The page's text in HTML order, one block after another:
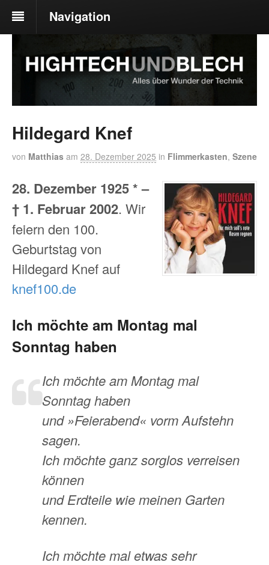
Navigation
Hildegard Knef
von Matthias am 28. Dezember 2025 in Flimmerkasten, Szene
28. Dezember 1925 * –
† 1. Februar 2002. Wir
feiern den 100.
Geburtstag von
Hildegard Knef auf
knef100.de
Ich möchte am Montag mal
Sonntag haben
Ich möchte am Montag mal
Sonntag haben
und »Feierabend« vorm Aufstehn
sagen.
Ich möchte ganz sorglos verreisen
können
und Erdteile wie meinen Garten
kennen.
Ich möchte mal etwas sehr